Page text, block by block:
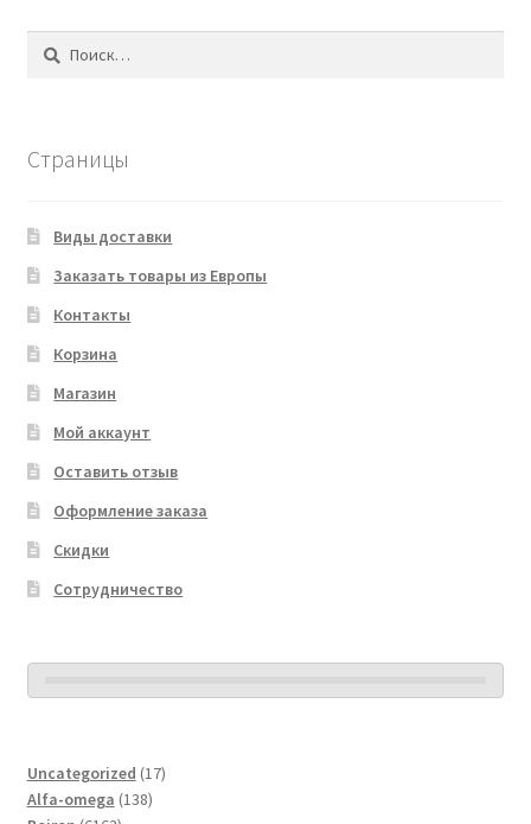
Найти:
Страницы
Виды доставки
Заказать товары из Европы
Контакты
Корзина
Магазин
Мой аккаунт
Оставить отзыв
Оформление заказа
Скидки
Сотрудничество
Uncategorized 1717
Alfa-omega 138138